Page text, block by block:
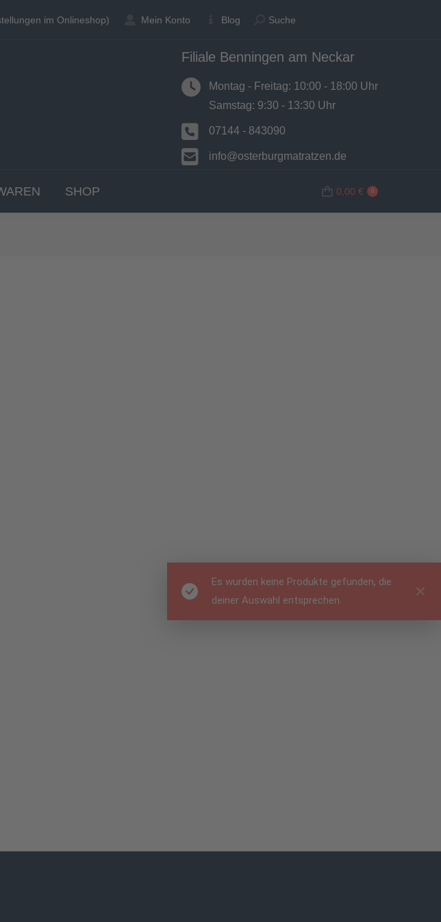
im Onlineshop) Mein Konto Blog Suche:
Suche
Filiale Benningen am Neckar
Montag - Freitag: 10:00 - 18:00 Uhr
Samstag: 9:30 - 13:30 Uhr
07144 - 843090
info@osterburgmatratzen.de
SHOP 0,00 € 0
Es wurden keine Produkte gefunden, die
deiner Auswahl entsprechen.
im Onlineshop) Mein Konto Blog Suche:
Suche
BETTWAREN SHOP 0,00